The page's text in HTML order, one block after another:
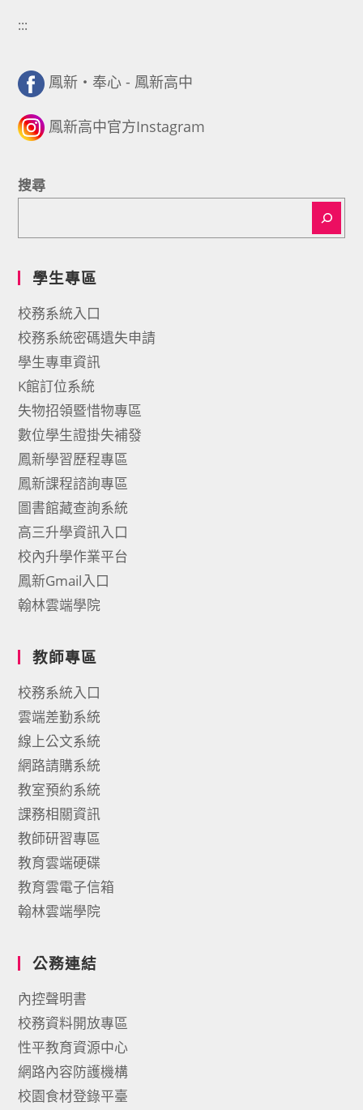
:::
鳳新・奉心 - 鳳新高中
鳳新高中官方Instagram
搜尋
學生專區
校務系統入口
校務系統密碼遺失申請
學生專車資訊
K館訂位系統
失物招領暨惜物專區
數位學生證掛失補發
鳳新學習歷程專區
鳳新課程諮詢專區
圖書館藏查詢系統
高三升學資訊入口
校內升學作業平台
鳳新Gmail入口
翰林雲端學院
教師專區
校務系統入口
雲端差勤系統
線上公文系統
網路請購系統
教室預約系統
課務相關資訊
教師研習專區
教育雲端硬碟
教育雲電子信箱
翰林雲端學院
公務連結
內控聲明書
校務資料開放專區
性平教育資源中心
網路內容防護機構
校園食材登錄平臺